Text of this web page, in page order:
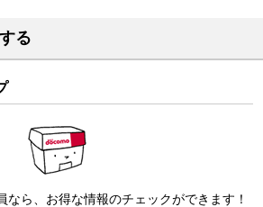
る
なら、お得な情報のチェックができます！